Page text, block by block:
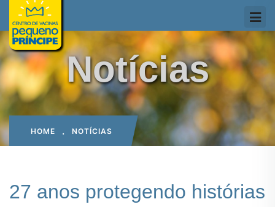
Notícias
HOME NOTÍCIAS
27 anos protegendo histórias